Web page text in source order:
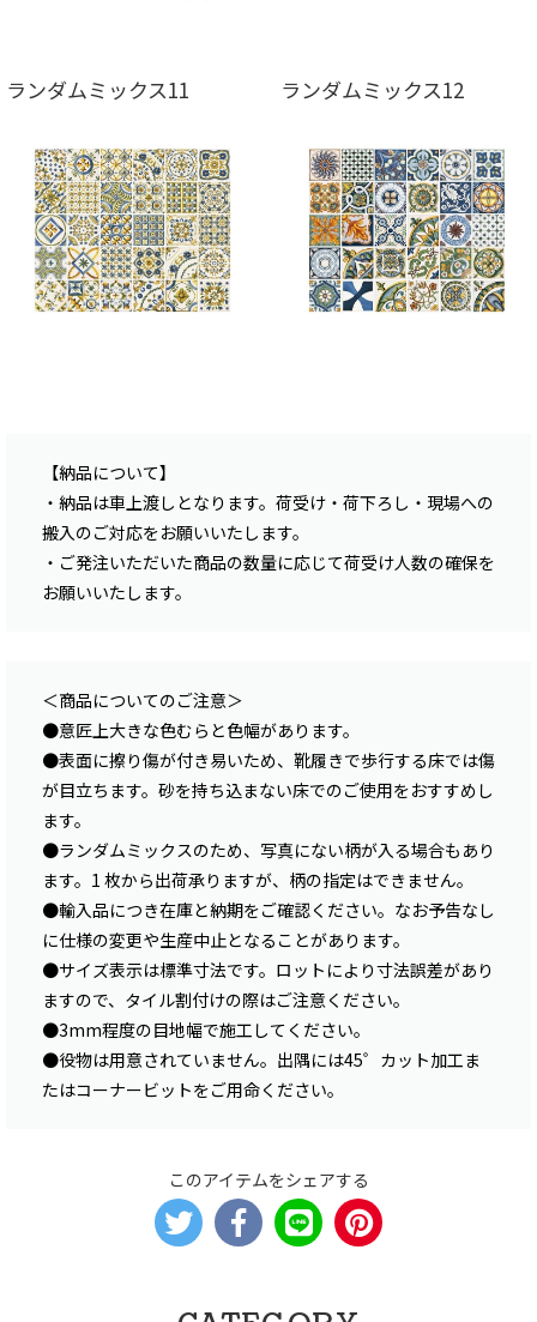
ランダムミックス11 ランダムミックス12
【納品について】
・納品は車上渡しとなります。荷受け・荷下ろし・現場への
搬入のご対応をお願いいたします。
・ご発注いただいた商品の数量に応じて荷受け人数の確保を
お願いいたします。
＜商品についてのご注意＞
●意匠上大きな色むらと色幅があります。
●表面に擦り傷が付き易いため、靴履きで歩行する床では傷
が目立ちます。砂を持ち込まない床でのご使用をおすすめし
ます。
●ランダムミックスのため、写真にない柄が入る場合もあり
ます。1 枚から出荷承りますが、柄の指定はできません。
●輸入品につき在庫と納期をご確認ください。なお予告なし
に仕様の変更や生産中止となることがあります。
●サイズ表示は標準寸法です。ロットにより寸法誤差があり
ますので、タイル割付けの際はご注意ください。
●3mm程度の目地幅で施工してください。
●役物は用意されていません。出隅には45゜カット加工ま
たはコーナービットをご用命ください。
このアイテムをシェアする